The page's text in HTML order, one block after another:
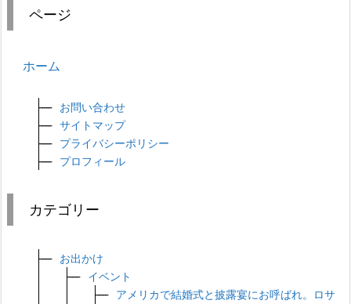
ページ
ホーム
お問い合わせ
サイトマップ
プライバシーポリシー
プロフィール
カテゴリー
お出かけ
イベント
アメリカで結婚式と披露宴にお呼ばれ。ロサ